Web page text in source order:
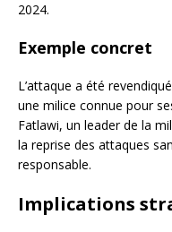
2024.
Exemple concret
L’attaque a été
une milice connue pour
Fatlawi, un leader de la
la reprise des attaques
responsable.
Implications